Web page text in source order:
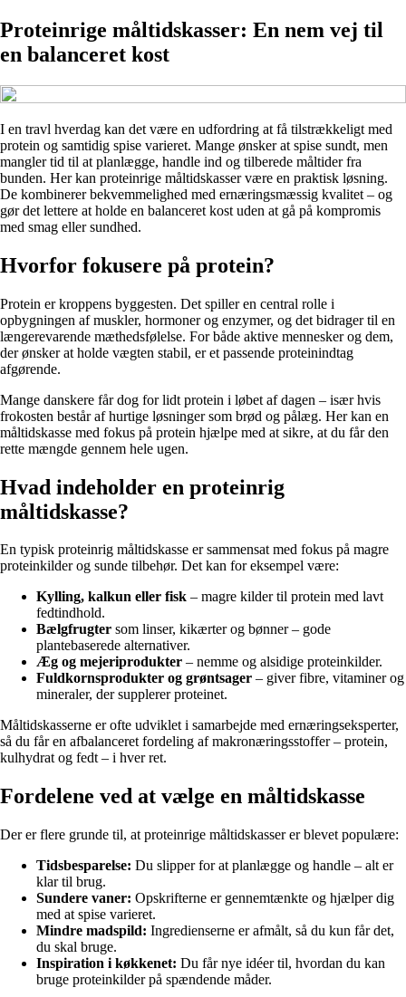
Proteinrige måltidskasser: En nem vej til
en balanceret kost
I en travl hverdag kan det være en udfordring at få tilstrækkeligt med
protein og samtidig spise varieret. Mange ønsker at spise sundt, men
mangler tid til at planlægge, handle ind og tilberede måltider fra
bunden. Her kan proteinrige måltidskasser være en praktisk løsning.
De kombinerer bekvemmelighed med ernæringsmæssig kvalitet – og
gør det lettere at holde en balanceret kost uden at gå på kompromis
med smag eller sundhed.
Hvorfor fokusere på protein?
Protein er kroppens byggesten. Det spiller en central rolle i
opbygningen af muskler, hormoner og enzymer, og det bidrager til en
længerevarende mæthedsfølelse. For både aktive mennesker og dem,
der ønsker at holde vægten stabil, er et passende proteinindtag
afgørende.
Mange danskere får dog for lidt protein i løbet af dagen – især hvis
frokosten består af hurtige løsninger som brød og pålæg. Her kan en
måltidskasse med fokus på protein hjælpe med at sikre, at du får den
rette mængde gennem hele ugen.
Hvad indeholder en proteinrig
måltidskasse?
En typisk proteinrig måltidskasse er sammensat med fokus på magre
proteinkilder og sunde tilbehør. Det kan for eksempel være:
Kylling, kalkun eller fisk – magre kilder til protein med lavt
fedtindhold.
Bælgfrugter som linser, kikærter og bønner – gode
plantebaserede alternativer.
Æg og mejeriprodukter – nemme og alsidige proteinkilder.
Fuldkornsprodukter og grøntsager – giver fibre, vitaminer og
mineraler, der supplerer proteinet.
Måltidskasserne er ofte udviklet i samarbejde med ernæringseksperter,
så du får en afbalanceret fordeling af makronæringsstoffer – protein,
kulhydrat og fedt – i hver ret.
Fordelene ved at vælge en måltidskasse
Der er flere grunde til, at proteinrige måltidskasser er blevet populære:
Tidsbesparelse: Du slipper for at planlægge og handle – alt er
klar til brug.
Sundere vaner: Opskrifterne er gennemtænkte og hjælper dig
med at spise varieret.
Mindre madspild: Ingredienserne er afmålt, så du kun får det,
du skal bruge.
Inspiration i køkkenet: Du får nye idéer til, hvordan du kan
bruge proteinkilder på spændende måder.